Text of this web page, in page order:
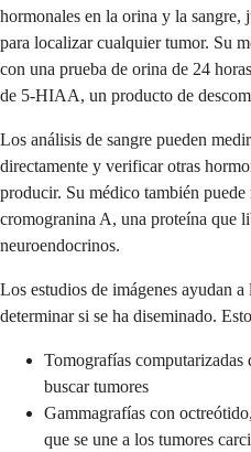
hormonales en la orina y la sangre,
para localizar cualquier tumor. Su
con una prueba de orina de 24
de 5-HIAA, un producto de
Los análisis de sangre pueden
directamente y verificar otras
producir. Su médico también puede
cromogranina A, una proteína que
neuroendocrinos.
Los estudios de imágenes ayudan
determinar si se ha diseminado.
Tomografías computarizadas
buscar tumores
Gammagrafías con
que se une a los tumores